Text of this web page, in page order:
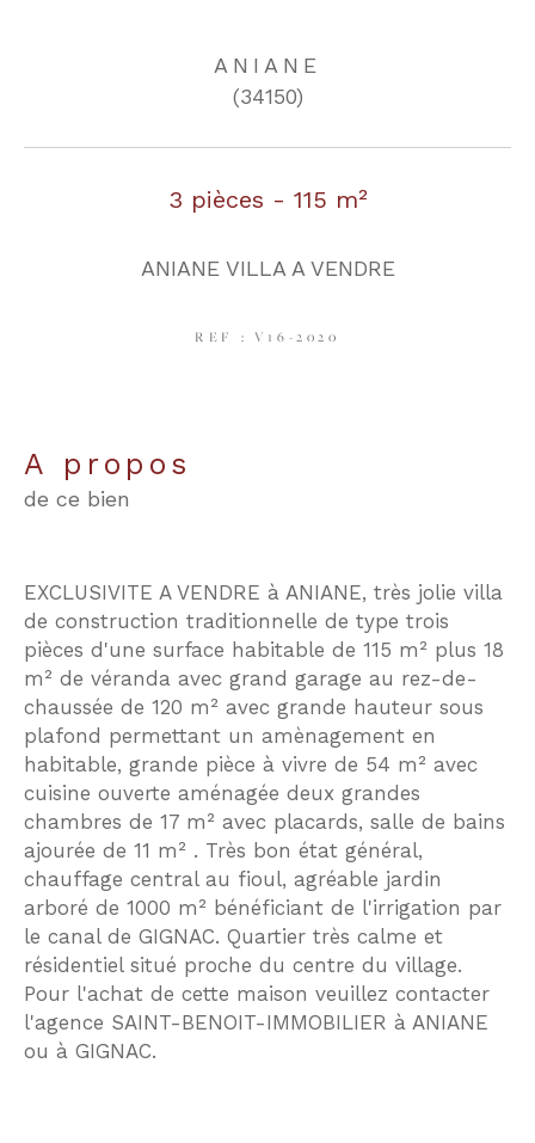
ANIANE
(34150)
3 pièces - 115 m²
ANIANE VILLA A VENDRE
REF : V16-2020
a propos
de ce bien
EXCLUSIVITE A VENDRE à ANIANE, très jolie villa
de construction traditionnelle de type trois
pièces d'une surface habitable de 115 m² plus 18
m² de véranda avec grand garage au rez-de-
chaussée de 120 m² avec grande hauteur sous
plafond permettant un amènagement en
habitable, grande pièce à vivre de 54 m² avec
cuisine ouverte aménagée deux grandes
chambres de 17 m² avec placards, salle de bains
ajourée de 11 m² . Très bon état général,
chauffage central au fioul, agréable jardin
arboré de 1000 m² bénéficiant de l'irrigation par
le canal de GIGNAC. Quartier très calme et
résidentiel situé proche du centre du village.
Pour l'achat de cette maison veuillez contacter
l'agence SAINT-BENOIT-IMMOBILIER à ANIANE
ou à GIGNAC.
RECHERCHER